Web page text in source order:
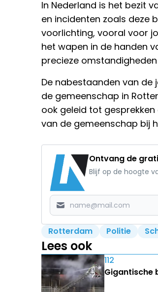
In Nederland is het bezit
en incidenten zoals deze
voorlichting, vooral voor
het wapen in de handen
precieze
De nabestaanden van de
de gemeenschap in
ook geleid tot
van de gemeenschap bij
Ontvang de
Blijf op de hoogte
Rotterdam Politie
Lees ook
112
Gigantische